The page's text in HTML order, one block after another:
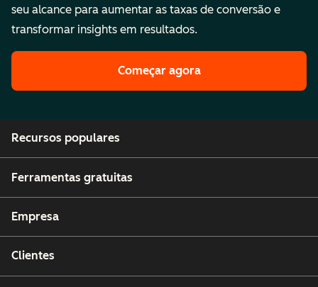
seu alcance para aumentar as taxas de conversão e
transformar insights em resultados.
Começar agora
Recursos populares
Ferramentas gratuitas
Empresa
Clientes